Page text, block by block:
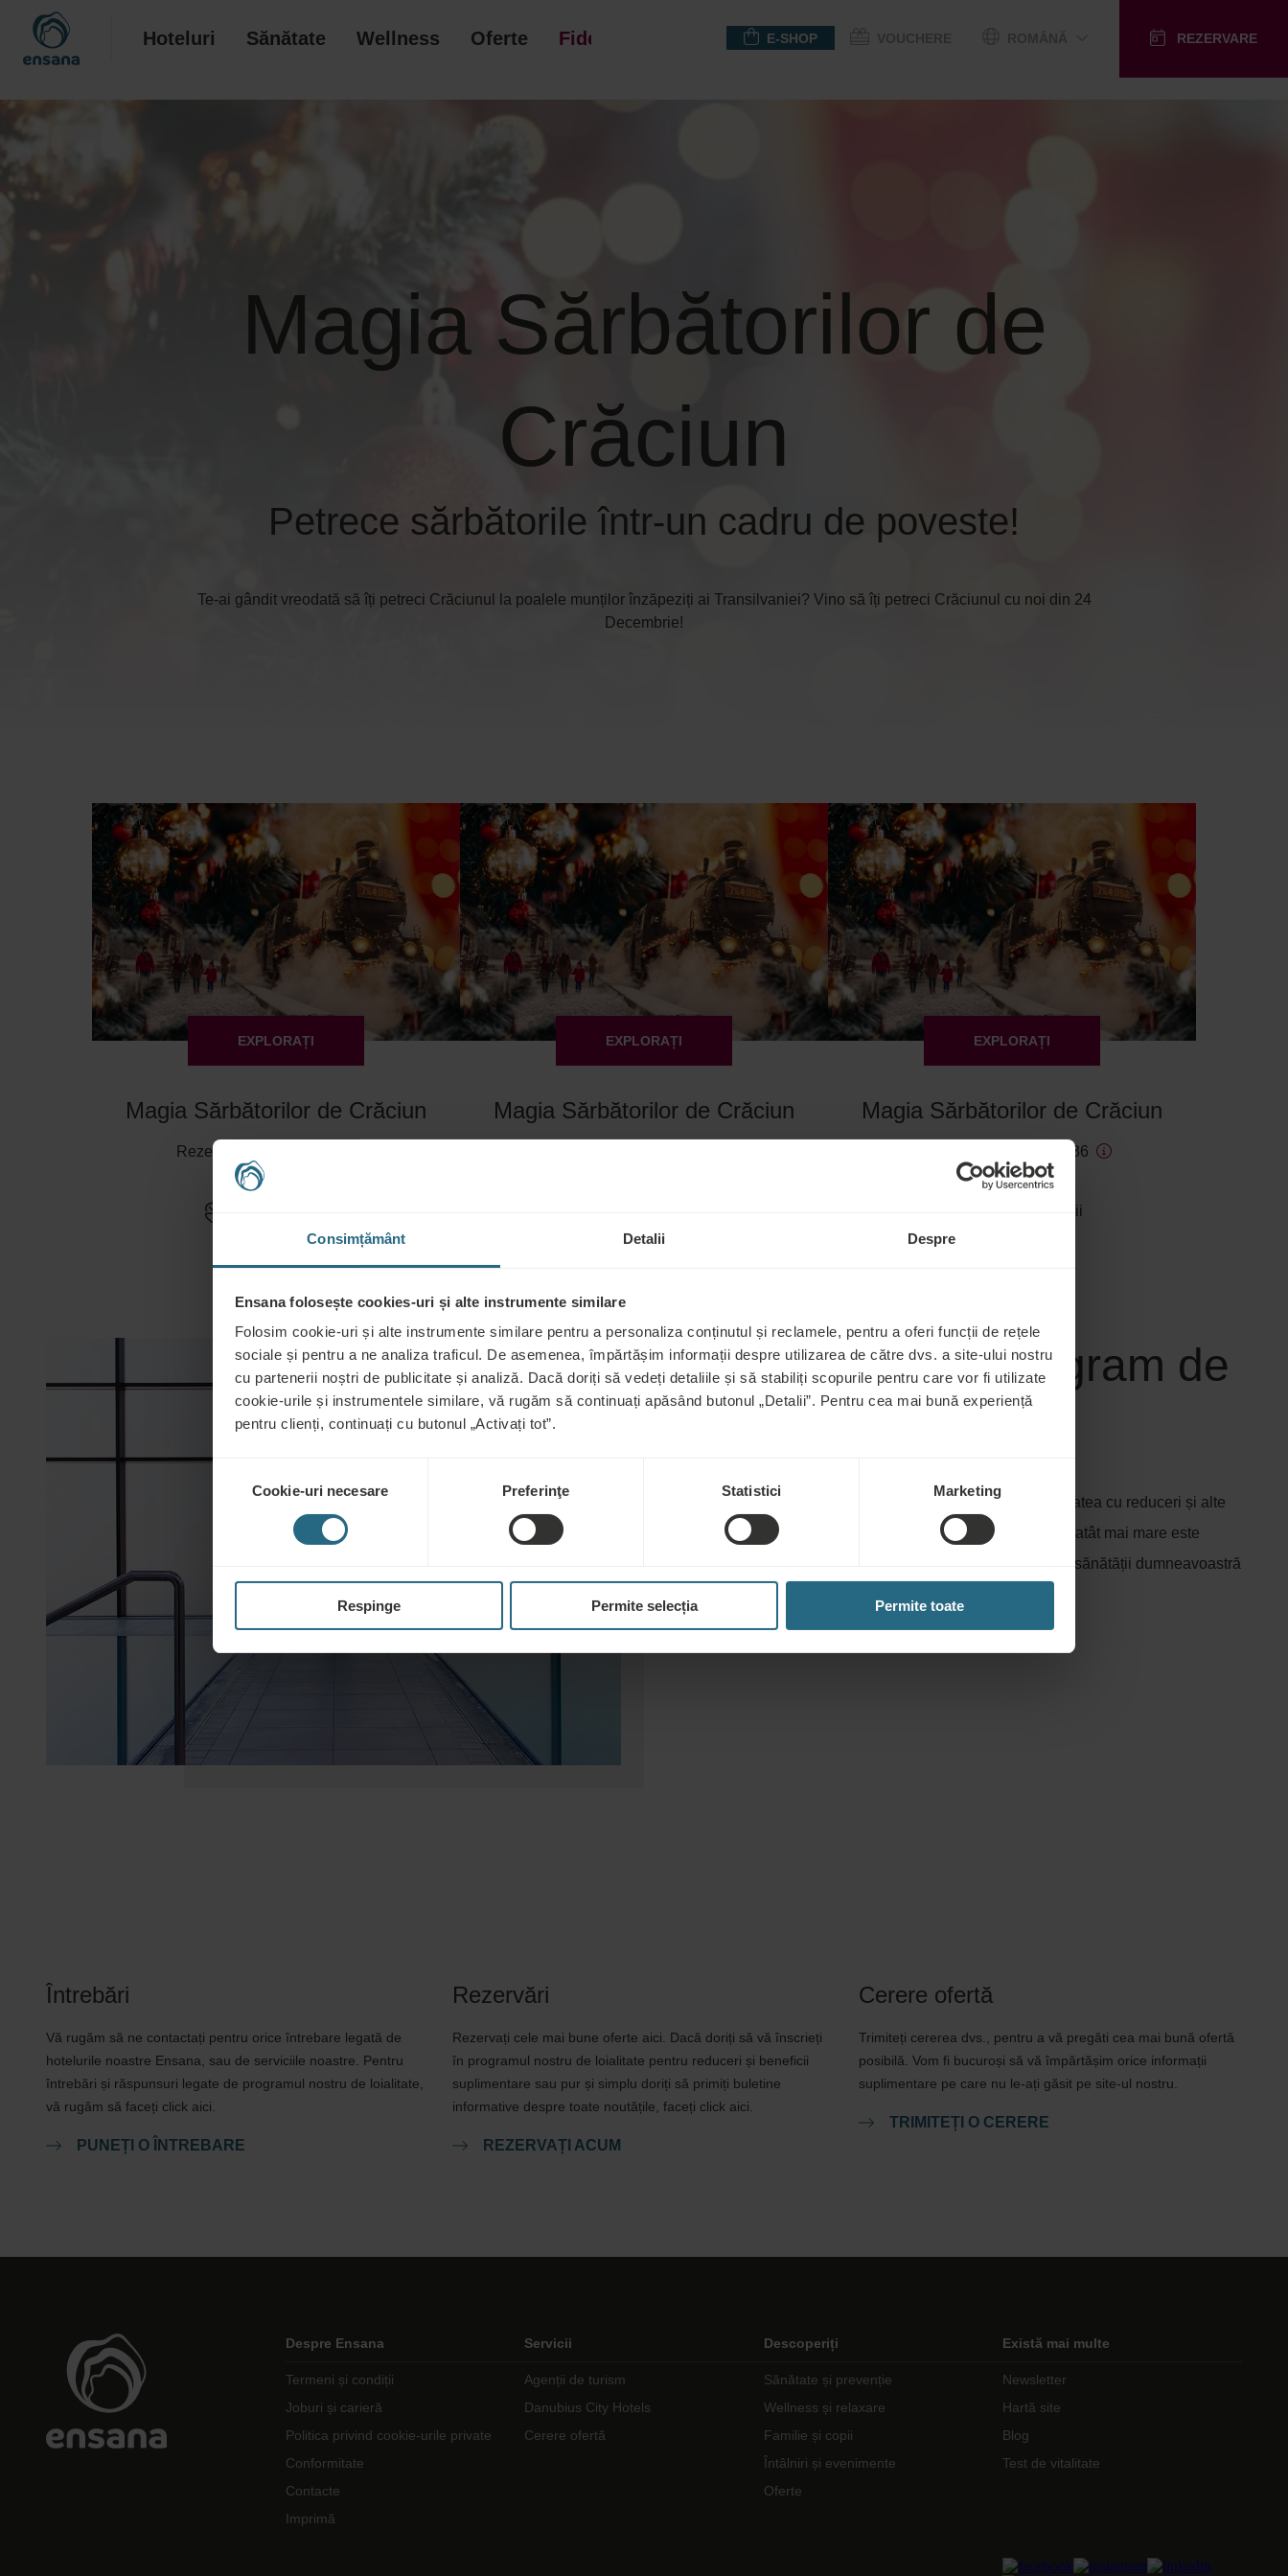
Consimțământ Detalii Despre
Ensana folosește cookies-uri și alte instrumente similare
Folosim cookie-uri și alte instrumente similare pentru a personaliza conținutul și reclamele, pentru a oferi funcții de rețele
sociale și pentru a ne analiza traficul. De asemenea, împărtășim informații despre utilizarea de către dvs. a site-ului nostru
cu partenerii noștri de publicitate și analiză. Dacă doriți să vedeți detaliile și să stabiliți scopurile pentru care vor fi utilizate
cookie-urile și instrumentele similare, vă rugăm să continuați apăsând butonul „Detalii”. Pentru cea mai bună experiență
pentru clienți, continuați cu butonul „Activați tot”.
consimțământului
Cookie-uri necesare Preferinţe Statistici Marketing
Respinge Permite selecția Permite toate
Hoteluri Sănătate Wellness Oferte Fidelizare E-SHOP REZERVARE
Magia Sărbătorilor de
Crăciun
Petrece sărbătorile într-un cadru de poveste!
Te-ai gândit vreodată să îți petreci Crăciunul la poalele munților înzăpeziți ai Transilvaniei? Vino să îți petreci Crăciunul cu noi din 24
Decembrie!
EXPLORAȚI
Magia Sărbătorilor de Crăciun
Rezervare de la RON 876
Sovata
EXPLORAȚI
Magia Sărbătorilor de Crăciun
EXPLORAȚI
Magia Sărbătorilor de Crăciun
Rezervare de la RON 736
Ursina
Oferte și promoții
Ensana Life program de
fidelizare
Programul nostru de membru vă răsplătește loialitatea cu reduceri și alte
beneficii. Cu cât rămâneți mai mult timp cu noi, cu atât mai mare este
reducerea. Calitatea de membru face ca îngrijirea sănătății dumneavoastră
Întrebări
Vă rugăm să ne contactați pentru orice întrebare legată de
hotelurile noastre Ensana, sau de serviciile noastre. Pentru
întrebări și răspunsuri legate de programul nostru de loialitate,
vă rugăm să faceți click aici.
PUNEȚI O ÎNTREBARE
Rezervări
Rezervați cele mai bune oferte aici. Dacă doriți să vă înscrieți
în programul nostru de loialitate pentru reduceri și beneficii
suplimentare sau pur și simplu doriți să primiți buletine
informative despre toate noutățile, faceți click aici.
REZERVAȚI ACUM
Cerere ofertă
Trimiteți cererea dvs., pentru a vă pregăti cea mai bună ofertă
posibilă. Vom fi bucuroși să vă împărtășim orice informații
suplimentare pe care nu le-ați găsit pe site-ul nostru.
TRIMITEȚI O CERERE
Despre Ensana
Termeni și condiții
Joburi și carieră
Politica privind cookie-urile private
Conformitate
Contacte
Imprimă
Servicii
Agenții de turism
Danubius City Hotels
Cerere ofertă
Descoperiți
Sănătate și prevenție
Wellness și relaxare
Familie și copii
Întâlniri și evenimente
Oferte
Există mai multe
Newsletter
Hartă site
Blog
Test de vitalitate